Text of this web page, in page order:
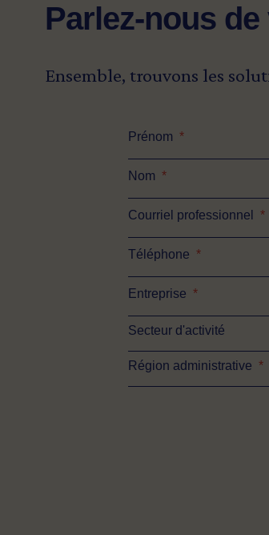
Parlez-nous
Ensemble, trouvons les
Prénom *
Nom *
Courriel professionnel *
Téléphone *
Entreprise *
Secteur d'activité
Région administrative *